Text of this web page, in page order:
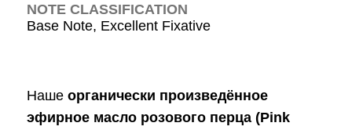
NOTE CLASSIFICATION
Base Note, Excellent Fixative
Наше органически произведённое
эфирное масло розового перца (Pink